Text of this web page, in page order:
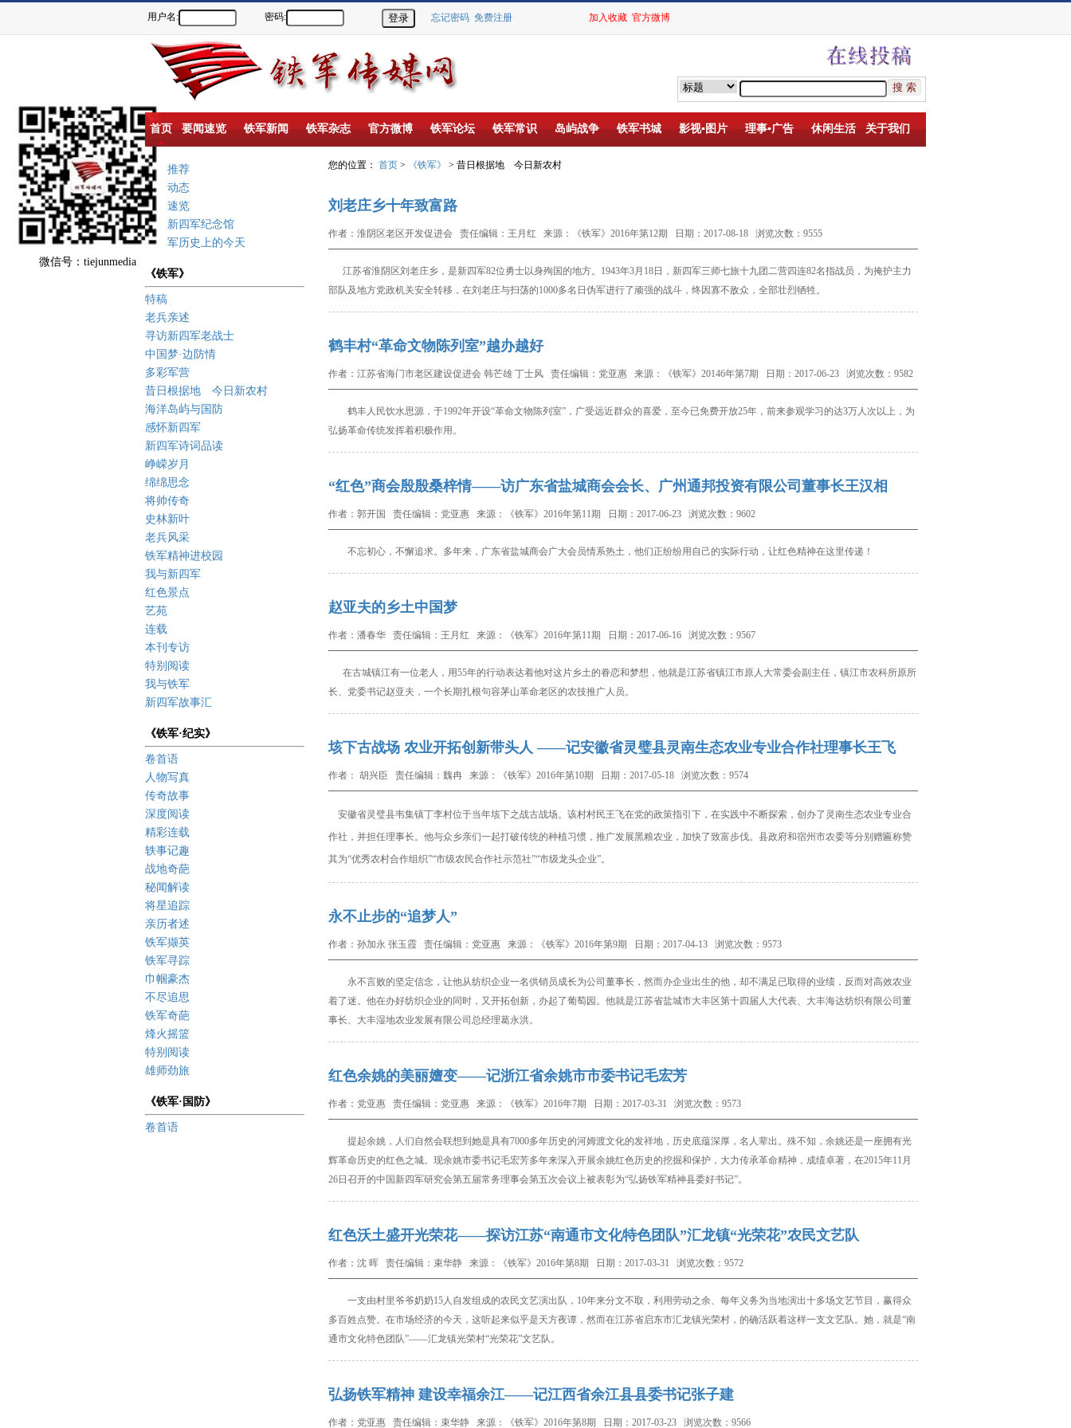
微信号：tiejunmedia
用户名: 密码: 忘记密码 免费注册 加入收藏 官方微博
首页 要闻速览 铁军新闻 铁军杂志 官方微博 铁军论坛 铁军常识 岛屿战争 铁军书城 影视▪图片 理事▪广告 休闲生活 关于我们
重点推荐
新闻动态
要闻速览
盐城新四军纪念馆
新四军历史上的今天
《铁军》
特稿
老兵亲述
寻访新四军老战士
中国梦·边防情
多彩军营
昔日根据地 今日新农村
海洋岛屿与国防
感怀新四军
新四军诗词品读
峥嵘岁月
绵绵思念
将帅传奇
史林新叶
老兵风采
铁军精神进校园
我与新四军
红色景点
艺苑
连载
本刊专访
特别阅读
我与铁军
新四军故事汇
《铁军·纪实》
卷首语
人物写真
传奇故事
深度阅读
精彩连载
轶事记趣
战地奇葩
秘闻解读
将星追踪
亲历者述
铁军撷英
铁军寻踪
巾帼豪杰
不尽追思
铁军奇葩
烽火摇篮
特别阅读
雄师劲旅
《铁军·国防》
卷首语
您的位置： 首页 > 《铁军》 > 昔日根据地 今日新农村
刘老庄乡十年致富路
作者：淮阴区老区开发促进会 责任编辑：王月红 来源：《铁军》2016年第12期 日期：2017-08-18 浏览次数：9555
江苏省淮阴区刘老庄乡，是新四军82位勇士以身殉国的地方。 1943年3月 18日，新四军三师七旅十九团二营四连82名指战员，为掩护主力
部队及地方党政机关安全转移，在刘老庄与扫荡的1000多名日伪军进行了顽强的战斗，终因寡不敌众，全部壮烈牺牲。
鹤丰村“革命文物陈列室”越办越好
作者：江苏省海门市老区建设促进会 韩芒雄 丁士风 责任编辑：党亚惠 来源：《铁军》20146年第7期 日期：2017-06-23 浏览次数：9582
鹤丰人民饮水思源，于1992年开设“革命文物陈列室”，广受远近群众的喜爱，至今已免费开放25年，前来参观学习的达3万人次以上，为
弘扬革命传统发挥着积极作用。
“红色”商会殷殷桑梓情——访广东省盐城商会会长、广州通邦投资有限公司董事长王汉相
作者：郭开国 责任编辑：党亚惠 来源：《铁军》2016年第11期 日期：2017-06-23 浏览次数：9602
不忘初心，不懈追求。多年来，广东省盐城商会广大会员情系热土，他们正纷纷用自己的实际行动，让红色精神在这里传递！
赵亚夫的乡土中国梦
作者：潘春华 责任编辑：王月红 来源：《铁军》2016年第11期 日期：2017-06-16 浏览次数：9567
在古城镇江有一位老人，用55年的行动表达着他对这片乡土的眷恋和梦想，他就是江苏省镇江市原人大常委会副主任，镇江市农科所原所
长、党委书记赵亚夫，一个长期扎根句容茅山革命老区的农技推广人员。
垓下古战场 农业开拓创新带头人 ——记安徽省灵璧县灵南生态农业专业合作社理事长王飞
作者： 胡兴臣 责任编辑：魏冉 来源：《铁军》2016年第10期 日期：2017-05-18 浏览次数：9574
安徽省灵璧县韦集镇丁李村位于当年垓下之战古战场。该村村民王飞在党的政策指引下，在实践中不断探索，创办了灵南生态农业专业合
作社，并担任理事长。他与众乡亲们一起打破传统的种植习惯，推广发展黑粮农业，加快了致富步伐。县政府和宿州市农委等分别赠匾称赞
其为“优秀农村合作组织”“市级农民合作社示范社”“市级龙头企业”。
永不止步的“追梦人”
作者：孙加永 张玉霞 责任编辑：党亚惠 来源：《铁军》2016年第9期 日期：2017-04-13 浏览次数：9573
永不言败的坚定信念，让他从纺织企业一名供销员成长为公司董事长，然而办企业出生的他，却不满足已取得的业绩，反而对高效农业
着了迷。他在办好纺织企业的同时，又开拓创新，办起了葡萄园。他就是江苏省盐城市大丰区第十四届人大代表、大丰海达纺织有限公司董
事长、大丰湿地农业发展有限公司总经理葛永洪。
红色余姚的美丽嬗变——记浙江省余姚市市委书记毛宏芳
作者：党亚惠 责任编辑：党亚惠 来源：《铁军》2016年7期 日期：2017-03-31 浏览次数：9573
提起余姚，人们自然会联想到她是具有7000多年历史的河姆渡文化的发祥地，历史底蕴深厚，名人辈出。殊不知，余姚还是一座拥有光
辉革命历史的红色之城。 现余姚市委书记毛宏芳多年来深入开展余姚红色历史的挖掘和保护，大力传承革命精神，成绩卓著，在2015年11 月
26日召开的中国新四军研究会第五届常务理事会第五次会议上被表彰为“弘扬铁军精神县委好书记”。
红色沃土盛开光荣花——探访江苏“南通市文化特色团队”汇龙镇“光荣花”农民文艺队
作者：沈 晖 责任编辑：束华静 来源：《铁军》2016年第8期 日期：2017-03-31 浏览次数：9572
一支由村里爷爷奶奶15人自发组成的农民文艺演出队， 10年来分文不取，利用劳动之余、每年义务为当地演出十多场文艺节目，赢得众
多百姓点赞。在市场经济的今天，这听起来似乎是天方夜谭，然而在江苏省启东市汇龙镇光荣村，的确活跃着这样一支文艺队。她，就是“南
通市文化特色团队”——汇龙镇光荣村“光荣花”文艺队。
弘扬铁军精神 建设幸福余江——记江西省余江县县委书记张子建
作者：党亚惠 责任编辑：束华静 来源：《铁军》2016年第8期 日期：2017-03-23 浏览次数：9566